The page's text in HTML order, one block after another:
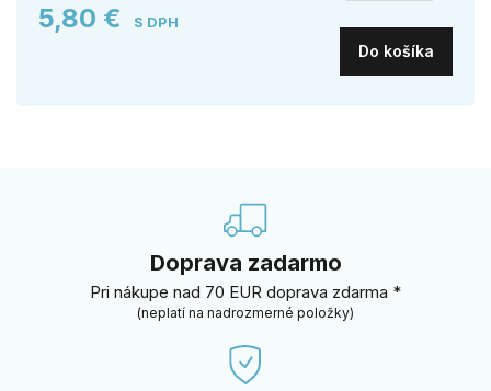
5,80 € S DPH
Do košíka
Doprava zadarmo
Pri nákupe nad 70 EUR doprava zdarma *
(neplatí na nadrozmerné položky)